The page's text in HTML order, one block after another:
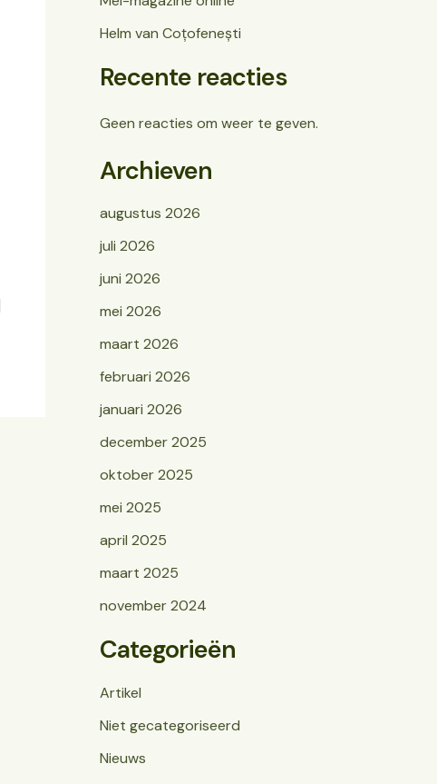
Helm van Coțofenești
Recente reacties
Geen reacties om weer te geven.
Archieven
augustus 2026
juli 2026
juni 2026
mei 2026
maart 2026
februari 2026
januari 2026
december 2025
oktober 2025
mei 2025
april 2025
maart 2025
november 2024
Categorieën
Artikel
Niet gecategoriseerd
Nieuws